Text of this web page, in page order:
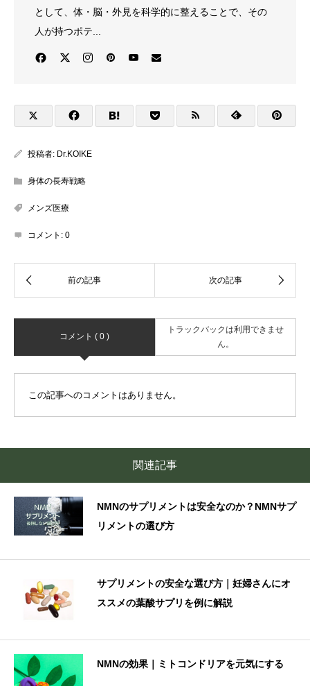
として、体・脳・外見を科学的に整えることで、その
人が持つポテ...
投稿者: Dr.KOIKE
身体の長寿戦略
メンズ医療
コメント: 0
コメント ( 0 )
トラックバックは利用できませ
ん。
この記事へのコメントはありません。
関連記事
NMNのサプリメントは安全なのか？NMNサプ
リメントの選び方
サプリメントの安全な選び方｜妊婦さんにオ
ススメの葉酸サプリを例に解説
NMNの効果｜ミトコンドリアを元気にする